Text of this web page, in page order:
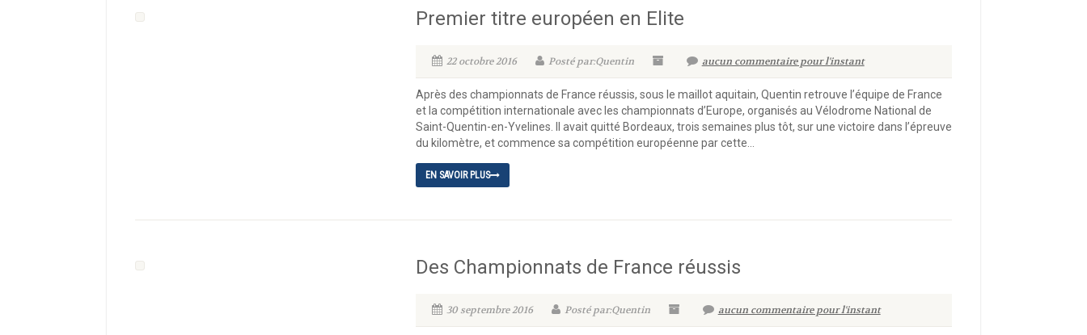
Premier titre européen en Elite
22 octobre 2016 Posté par:Quentin aucun commentaire pour l'instant
Après des championnats de France réussis, sous le maillot aquitain, Quentin retrouve l’équipe de France
et la compétition internationale avec les championnats d’Europe, organisés au Vélodrome National de
Saint-Quentin-en-Yvelines. Il avait quitté Bordeaux, trois semaines plus tôt, sur une victoire dans l’épreuve
du kilomètre, et commence sa compétition européenne par cette...
EN SAVOIR PLUS
Des Championnats de France réussis
30 septembre 2016 Posté par:Quentin aucun commentaire pour l'instant